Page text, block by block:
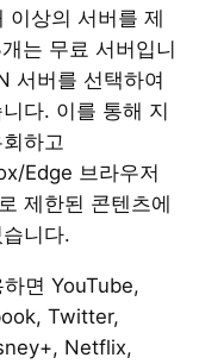
이상의 서버를 제
는 무료 서버입니
서버를 선택하여
다. 이를 통해 지
하고
Edge 브라우저
제한된 콘텐츠에
니다.
면 YouTube,
Twitter,
Netflix,